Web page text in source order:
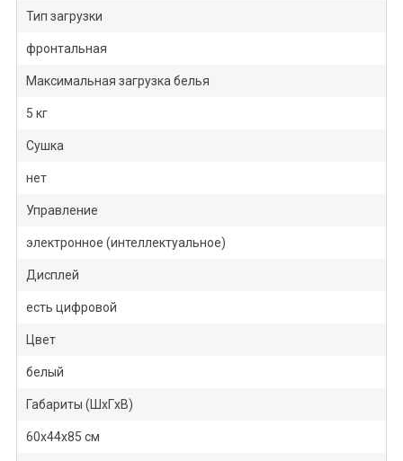
Тип загрузки
фронтальная
Максимальная загрузка белья
5 кг
Сушка
нет
Управление
электронное (интеллектуальное)
Дисплей
есть цифровой
Цвет
белый
Габариты (ШxГxВ)
60x44x85 см